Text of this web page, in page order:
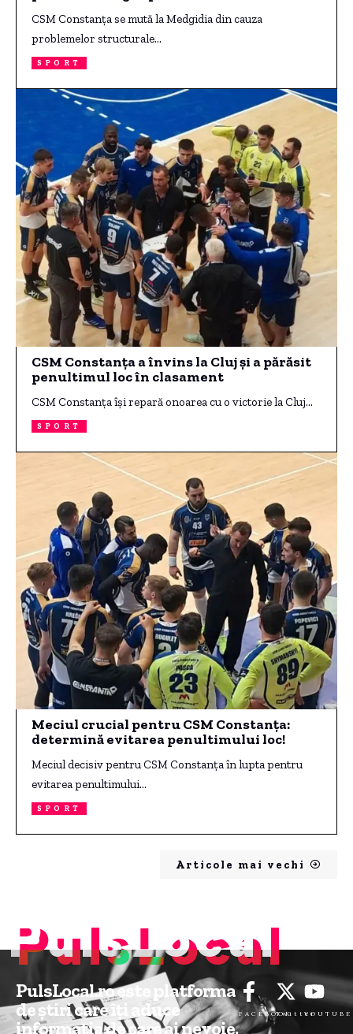
CSM Constanța se mută la Medgidia din cauza
problemelor structurale…
SPORT
CSM Constanța a învins la Cluj și a părăsit
penultimul loc în clasament
CSM Constanța își repară onoarea cu o victorie la Cluj…
SPORT
Meciul crucial pentru CSM Constanța:
determină evitarea penultimului loc!
Meciul decisiv pentru CSM Constanța în lupta pentru
evitarea penultimului…
SPORT
Articole mai vechi
PulsLocal
PulsLocal.ro este platforma
de știri care îți aduce
informația de care ai nevoie.
FACEBOOKTwitterYOUTUBE